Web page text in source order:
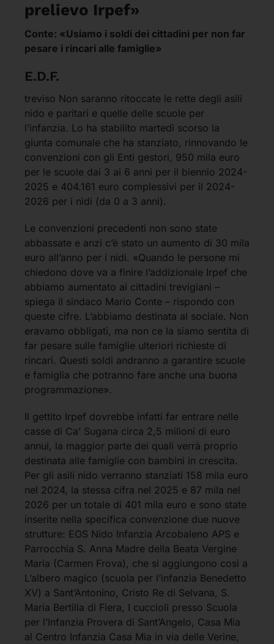
prelievo Irpef»
Conte: «Usiamo i soldi dei cittadini per non far
pesare i rincari alle famiglie»
E.D.F.
treviso Non saranno ritoccate le rette degli asili
nido e paritari e quelle delle scuole per
l’infanzia. Lo ha stabilito martedì scorso la
giunta comunale che ha stanziato, rinnovando le
convenzioni con gli Enti gestori, 950 mila euro
per le scuole dai 3 ai 6 anni per il biennio 2024-
2025 e 404.161 euro complessivi per il 2024-
2026 per i nidi (da 0 a 3 anni).
Le convenzioni precedenti non sono state
abbassate e anzi c’è stato un aumento di 30 mila
euro all’anno per i nidi. «Quando le persone mi
chiedono dove va a finire l’addizionale Irpef che
abbiamo aumentato ai cittadini trevigiani –
spiega il sindaco Mario Conte – rispondo con
queste cifre. L’abbiamo destinata al sociale. Non
eravamo obbligati, ma non ce la siamo sentita di
far pesare sulle famiglie ulteriori richieste di
rincari. Questi soldi andranno a garantire scuole
e famiglia che potranno fare anche una buona
programmazione».
Il gettito Irpef dovrebbe infatti far entrare nelle
casse di Ca’ Sugana circa 2,5 milioni di euro
annui, la maggior parte dei quali verrà proprio
destinata alle famiglie con bambini in crescita.
Per gli asili nido verranno stanziati 158 mila euro
nel 2024, la stessa cifra nel 2025 e 87 mila nel
2026 per un totale di 401 mila euro e sono state
inserite nella specifica convenzione due nuove
strutture: EOS Nido Infanzia Arcobaleno APS e
Parrocchia S. Anna Madre della Beata Vergine
Maria (Carmen Frova), che si aggiungono così a
L’albero magico (scuola per l’infanzia Benedetto
XV) a Sant’Antonino, Cristo Re di Selvana, S.
Maria Bertilla di Fiera, I cuccioli presso Scuola
per l’Infanzia Provera di Sant’Angelo, Casa Mia
al Centro Infanzia Casa Mia in via delle Verine,